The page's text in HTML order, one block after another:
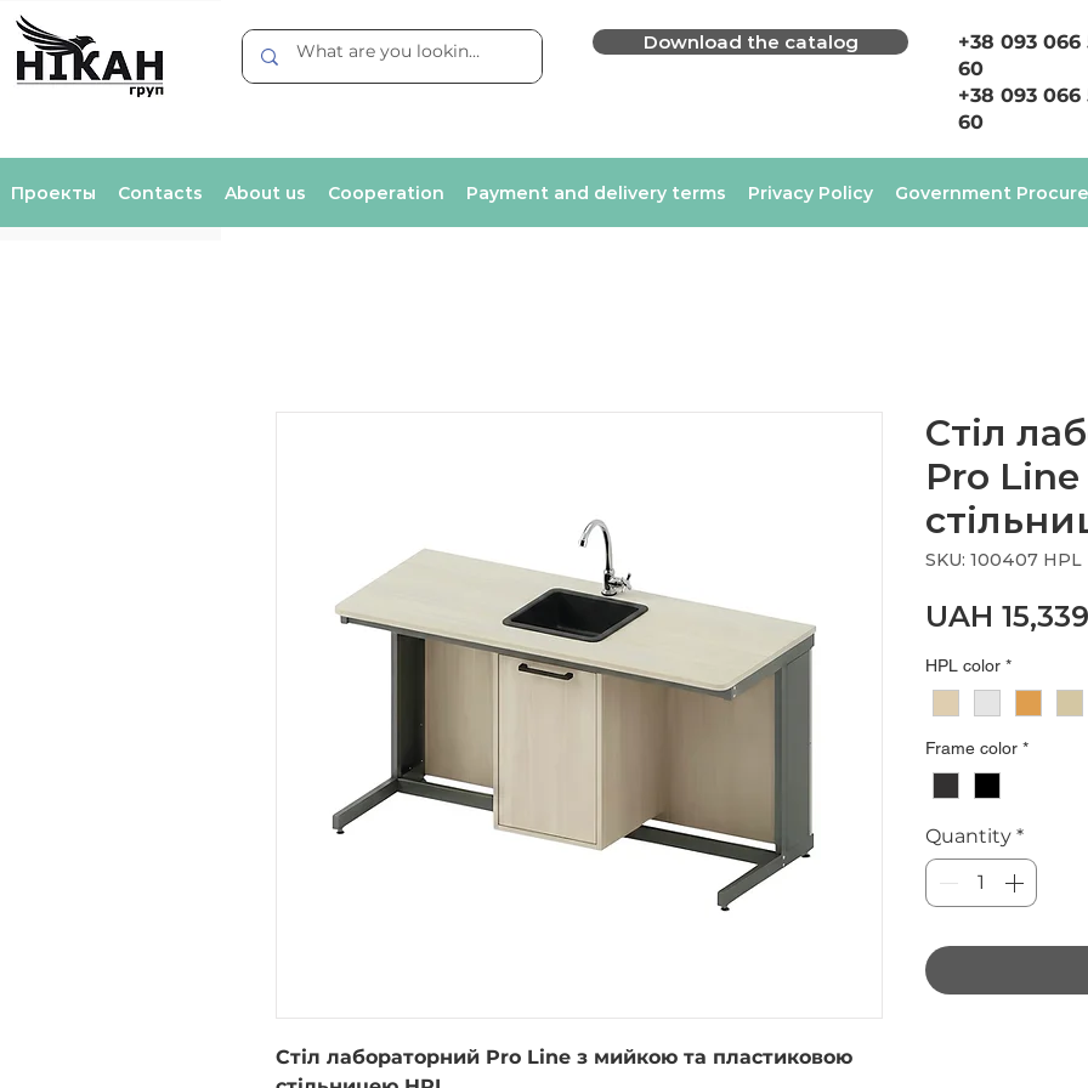
Download the catalog
+38 093 066
60
+38 093 066
60
Проекты Contacts About us Cooperation Payment and delivery terms Privacy Policy Government
Стіл лабораторний Pro Line з мийкою та пластиковою
Стіл
Pro
SKU: 100407 HPL
UAH
HPL color *
Frame color *
Quantity *